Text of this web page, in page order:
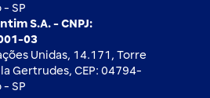
- SP
S.A. - CNPJ:
03
Unidas, 14.171, Torre
Gertrudes, CEP: 04794-
- SP